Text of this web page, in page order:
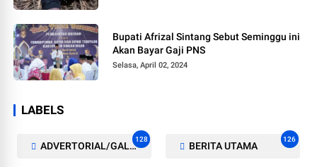
Bupati Afrizal Sintang Sebut Seminggu ini
Akan Bayar Gaji PNS
Selasa, April 02, 2024
LABELS
ADVERTORIAL/GALERI
128
BERITA UTAMA
126